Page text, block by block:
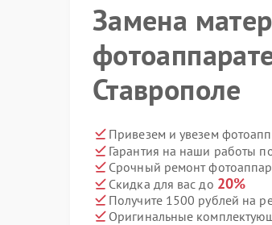
Замена
Ставрополе
Привезем и увезем
Гарантия на наши работы
Срочный ремонт
Скидка для вас до 20%
Получите 1500 рублей на
Оригинальные